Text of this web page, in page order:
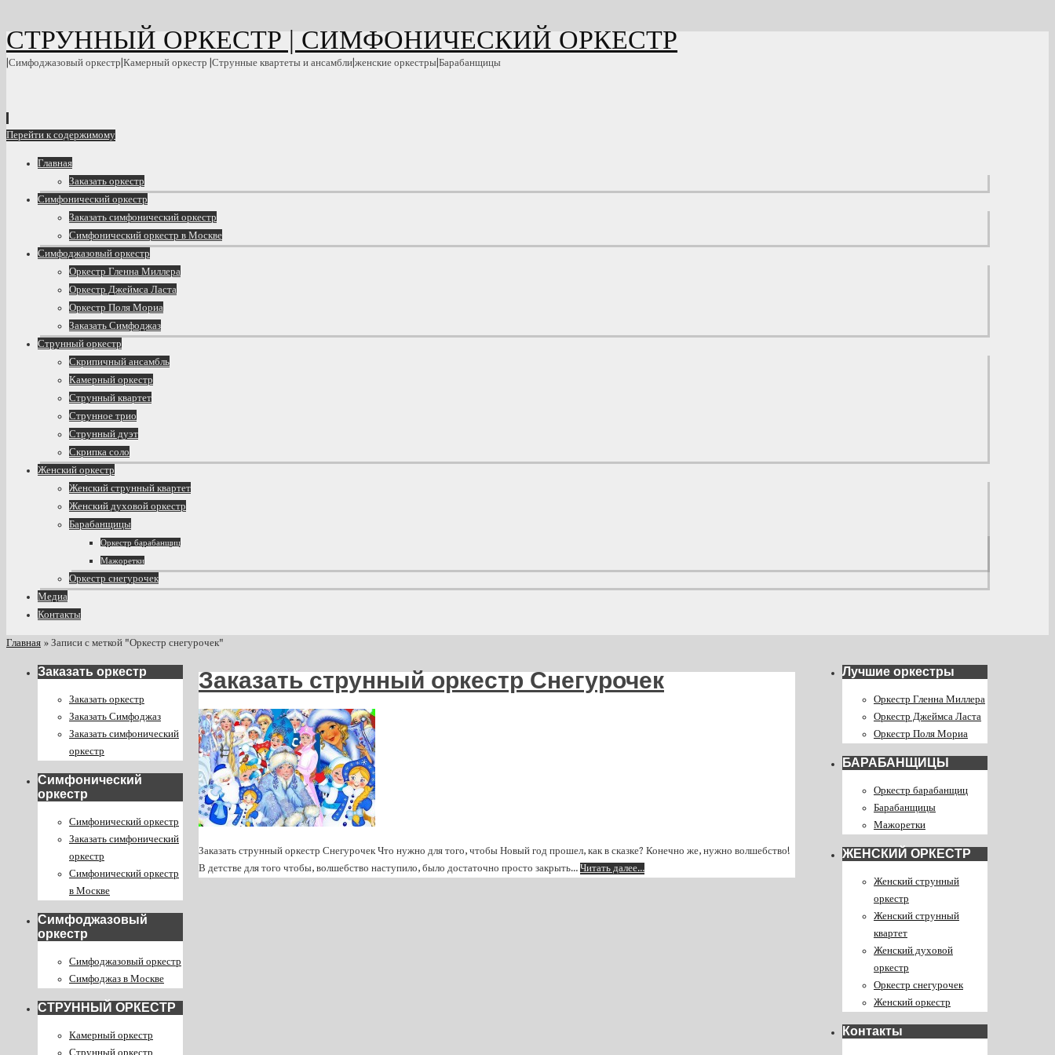
СТРУННЫЙ ОРКЕСТР | СИМФОНИЧЕСКИЙ ОРКЕСТР
|Симфоджазовый оркестр|Камерный оркестр |Струнные квартеты и ансамбли|женские оркестры|Барабанщицы
Перейти к содержимому
Главная
Заказать оркестр
Симфонический оркестр
Заказать симфонический оркестр
Симфонический оркестр в Москве
Симфоджазовый оркестр
Оркестр Гленна Миллера
Оркестр Джеймса Ласта
Оркестр Поля Мориа
Заказать Симфоджаз
Струнный оркестр
Скрипичный ансамбль
Камерный оркестр
Струнный квартет
Струнное трио
Струнный дуэт
Скрипка соло
Женский оркестр
Женский струнный квартет
Женский духовой оркестр
Барабанщицы
Оркестр барабанщиц
Мажоретки
Оркестр снегурочек
Медиа
Контакты
Главная » Записи с меткой "Оркестр снегурочек"
Заказать струнный оркестр Снегурочек
Заказать струнный оркестр Снегурочек Что нужно для того, чтобы Новый год прошел, как в сказке? Конечно же, нужно волшебство!
В детстве для того чтобы, волшебство наступило, было достаточно просто закрыть… Читать далее…
Заказать оркестр
Заказать оркестр
Заказать Симфоджаз
Заказать симфонический
оркестр
Симфонический
оркестр
Симфонический оркестр
Заказать симфонический
оркестр
Симфонический оркестр
в Москве
Симфоджазовый
оркестр
Симфоджазовый оркестр
Симфоджаз в Москве
СТРУННЫЙ ОРКЕСТР
Камерный оркестр
Лучшие оркестры
Оркестр Гленна Миллера
Оркестр Джеймса Ласта
Оркестр Поля Мориа
БАРАБАНЩИЦЫ
Оркестр барабанщиц
Барабанщицы
Мажоретки
ЖЕНСКИЙ ОРКЕСТР
Женский струнный
оркестр
Женский струнный
квартет
Женский духовой
оркестр
Оркестр снегурочек
Женский оркестр
Контакты